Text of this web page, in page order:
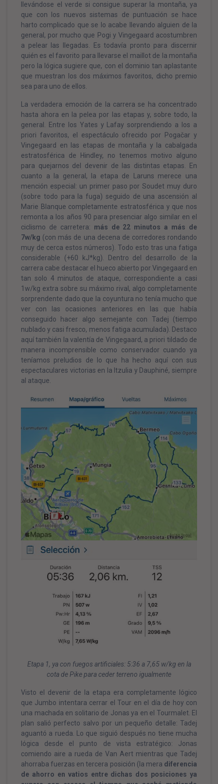
llevándose el verde si consigue superar la montaña, ya
que con los nuevos sistemas de puntuación se hace
harto complicado que se lo acabe llevando alguien de la
general, por mucho que Pogi y Vingegaard acostumbren
a pelear las llegadas. Es todavía pronto para discernir
quién es el favorito para llevarse el maillot de la montaña
pero la lógica sugiere que, con el dominio tan aplastante
que muestran los dos máximos favoritos, dicho premio
sea para uno de ellos.
La verdadera emoción de la carrera se ha concentrado
hasta ahora en la pelea por las etapas y, sobre todo, la
general. Entre los Yates y Lafay sorprendiendo a los a
priori favoritos, el espectáculo ofrecido por Pogačar y
Vingegaard en las etapas de montaña y la cabalgada
estratosférica de Hindley, no tenemos motivo alguno
para quejarnos del devenir de las distintas etapas. En
cuanto a la general, la etapa de Laruns merece una
mención especial: un primer paso por Soudet muy duro
(sobre todo para la fuga) seguido de una ascensión al
Marie Blanque completamente estratosférica y que nos
remonta a los años 90 para presenciar algo similar en el
ciclismo de carretera: más de 22 minutos a más de
7w/kg (con más de una decena de corredores rondando
muy de cerca estos números). Todo esto tras una fatiga
considerable (+60 kJ*kg). Dentro del desarrollo de la
carrera cabe destacar el hueco abierto por Vingegaard en
tan solo 4 minutos de ataque, correspondiente a casi
1w/kg extra sobre su máximo rival, algo completamente
sorprendente dado que la coyuntura no tenía mucho que
ver con las ocasiones anteriores en las que había
conseguido hacer algo semejante con Tadej (tiempo
nublado y casi fresco, menos fatiga acumulada). Destaco
aquí también la valentía de Vingegaard, a priori tildado de
manera incomprensible como conservador cuando ya
teníamos preludios de lo que ha hecho aquí con sus
espectaculares victorias en la Itzulia y Dauphiné, siempre
al ataque.
Etapa 1, ya con fuegos artificiales: 5:36 a 7,65 w/kg en la
cota de Pike para ceder terreno igualmente
Visto el devenir de la etapa era completamente lógico
que Jumbo intentara cerrar el Tour en el día de hoy con
una machada en solitario de Jonas ya en el Tourmalet. El
plan salió perfecto salvo por un pequeño detalle: Tadej
aguantó a rueda. Lo que siguió después no tiene mucha
lógica desde el punto de vista estratégico: Jonas
comiendo aire a rueda de Van Aert mientras que Tadej
ahorraba fuerzas en tercera posición (la mera diferencia
de ahorro en vatios entre dichas dos posiciones ya